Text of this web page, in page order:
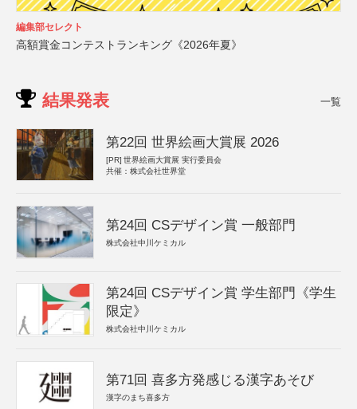
編集部セレクト
高額賞金コンテストランキング《2026年夏》
結果発表 一覧
第22回 世界絵画大賞展 2026
[PR] 世界絵画大賞展 実行委員会
共催：株式会社世界堂
第24回 CSデザイン賞 一般部門
株式会社中川ケミカル
第24回 CSデザイン賞 学生部門《学生
限定》
株式会社中川ケミカル
第71回 喜多方発感じる漢字あそび
漢字のまち喜多方